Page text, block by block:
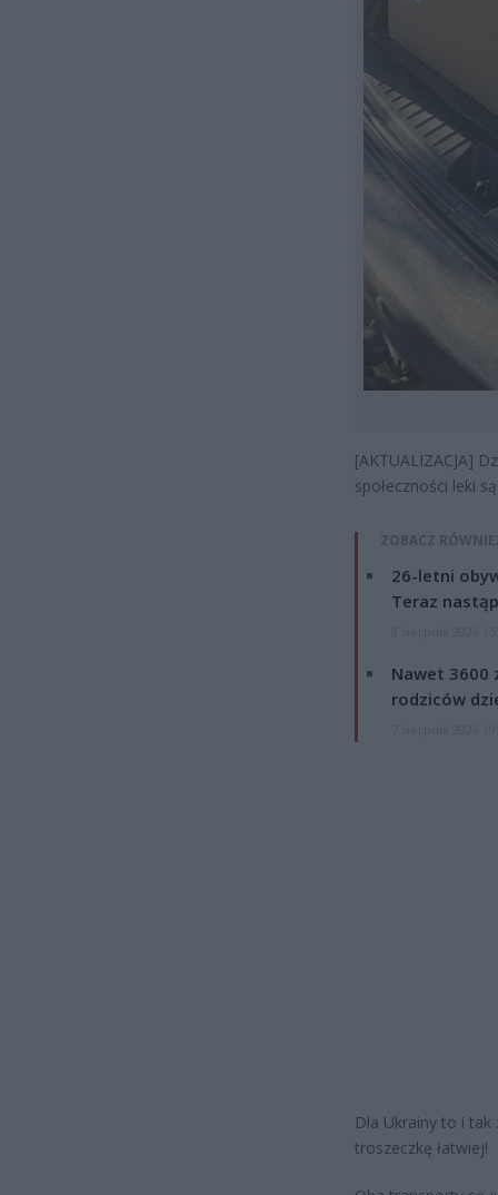
[AKTUALIZACJA]
społeczności leki
ZOBACZ
26-letni
Teraz
Nawet 3600
rodziców
Dla Ukrainy to i tak
troszeczkę łatwiej!